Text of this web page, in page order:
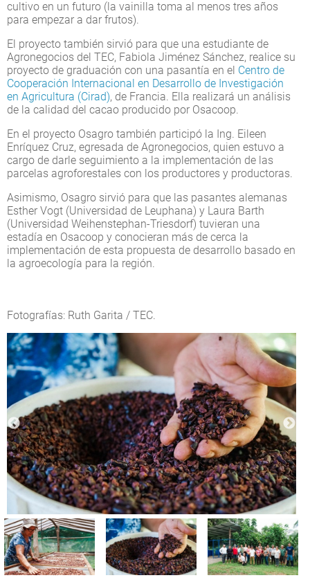
cultivo en un futuro (la vainilla toma al menos tres años
para empezar a dar frutos).
El proyecto también sirvió para que una estudiante de
Agronegocios del TEC, Fabiola Jiménez Sánchez, realice su
proyecto de graduación con una pasantía en el Centro de
Cooperación Internacional en Desarrollo de Investigación
en Agricultura (Cirad), de Francia. Ella realizará un análisis
de la calidad del cacao producido por Osacoop.
En el proyecto Osagro también participó la Ing. Eileen
Enríquez Cruz, egresada de Agronegocios, quien estuvo a
cargo de darle seguimiento a la implementación de las
parcelas agroforestales con los productores y productoras.
Asimismo, Osagro sirvió para que las pasantes alemanas
Esther Vogt (Universidad de Leuphana) y Laura Barth
(Universidad Weihenstephan-Triesdorf) tuvieran una
estadía en Osacoop y conocieran más de cerca la
implementación de esta propuesta de desarrollo basado en
la agroecología para la región.
Fotografías: Ruth Garita / TEC.